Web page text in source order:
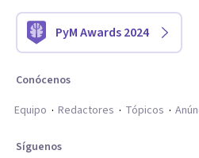
PyM Awards 2024
Conócenos
Equipo
Redactores Tópicos
Síguenos